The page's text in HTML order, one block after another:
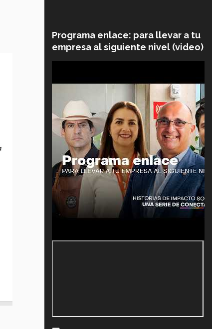
Programa enlace: para llevar a tu
empresa al siguiente nivel (video)